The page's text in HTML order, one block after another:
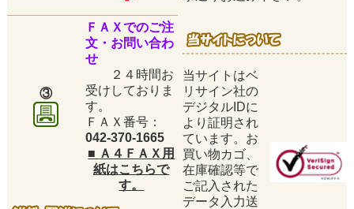
③
ＦＡＸでのご注
文・お問い合わ
せ
２４時間お
受けしておりま
す。
ＦＡＸ番号：
042-370-1665
当サイトはベ
リサイン社の
デジタルIDに
より証明され
ています。お
買い物カゴ、
在庫確認等で
ご記入された
データ入力送
■ Ａ４ＦＡＸ用
紙はこちらで
す。